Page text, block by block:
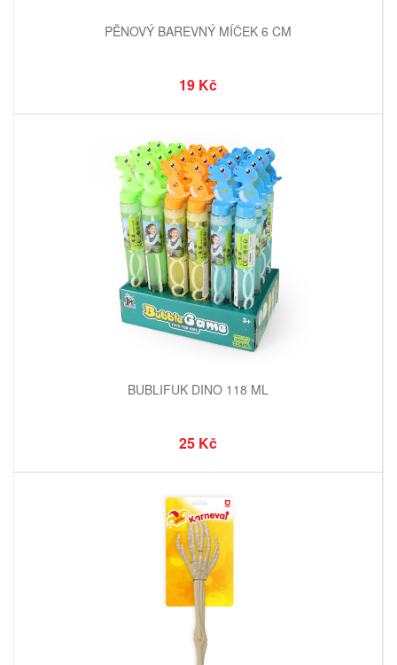
PĚNOVÝ BAREVNÝ MÍČEK 6 CM
19 Kč
BUBLIFUK DINO 118 ML
25 Kč